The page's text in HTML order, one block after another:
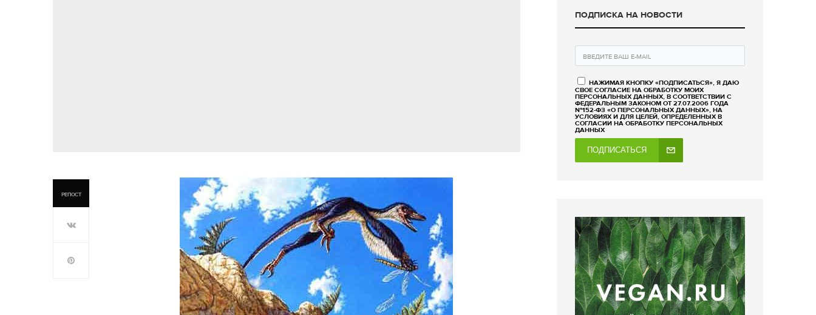
РЕПОСТ
ПОДПИСКА НА НОВОСТИ
НАЖИМАЯ КНОПКУ «ПОДПИСАТЬСЯ», Я ДАЮ
СВОЕ СОГЛАСИЕ НА ОБРАБОТКУ МОИХ
ПЕРСОНАЛЬНЫХ ДАННЫХ, В СООТВЕТСТВИИ С
ФЕДЕРАЛЬНЫМ ЗАКОНОМ ОТ 27.07.2006 ГОДА
№152-ФЗ «О ПЕРСОНАЛЬНЫХ ДАННЫХ», НА
УСЛОВИЯХ И ДЛЯ ЦЕЛЕЙ, ОПРЕДЕЛЕННЫХ В
СОГЛАСИИ НА ОБРАБОТКУ ПЕРСОНАЛЬНЫХ
ДАННЫХ
ПОДПИСАТЬСЯ